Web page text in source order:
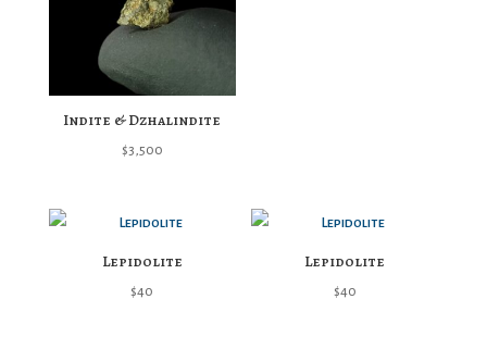
Indite & Dzhalindite
$3,500
Lepidolite
$40
Lepidolite
$40